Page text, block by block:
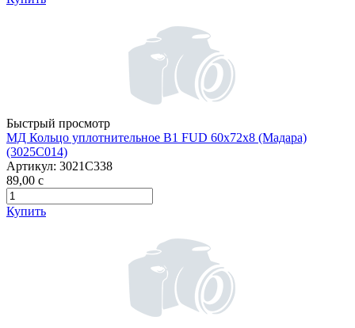
Быстрый просмотр
МД Кольцо уплотнительное B1 FUD 60х72х8 (Мадара)
(3025С014)
Артикул: 3021С338
89,00 c
Купить